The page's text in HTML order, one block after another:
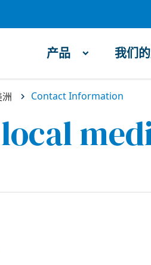
产品 我们
Contact Information